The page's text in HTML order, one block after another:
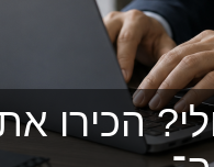
הכירו